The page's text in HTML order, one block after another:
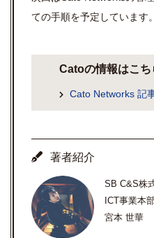
ての手順を予定しています。
Catoの情報はこち
Cato Networks 記
著者紹介
SB C&S株
ICT事業本
宮本 世華